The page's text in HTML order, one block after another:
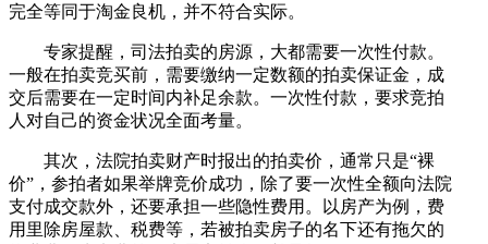
完全等同于淘金良机，并不符合实际。
专家提醒，司法拍卖的房源，大都需要一次性付款。
一般在拍卖竞买前，需要缴纳一定数额的拍卖保证金，成
交后需要在一定时间内补足余款。一次性付款，要求竞拍
人对自己的资金状况全面考量。
其次，法院拍卖财产时报出的拍卖价，通常只是“裸
价”，参拍者如果举牌竞价成功，除了要一次性全额向法院
支付成交款外，还要承担一些隐性费用。以房产为例，费
用里除房屋款、税费等，若被拍卖房子的名下还有拖欠的